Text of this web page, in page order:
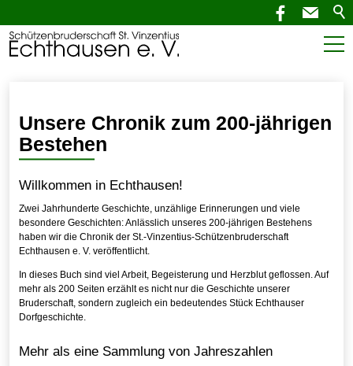
Aktuelles
SchützenNEWS
Termine
Verein
Jungschützen
Schützenkids
Königspaare
Unsere Chronik zum 200-jährigen
Bestehen
Willkommen in Echthausen!
Zwei Jahrhunderte Geschichte, unzählige Erinnerungen und viele
besondere Geschichten: Anlässlich unseres 200-jährigen Bestehens
haben wir die Chronik der St.-Vinzentius-Schützenbruderschaft
Echthausen e. V. veröffentlicht.
In dieses Buch sind viel Arbeit, Begeisterung und Herzblut geflossen. Auf
mehr als 200 Seiten erzählt es nicht nur die Geschichte unserer
Bruderschaft, sondern zugleich ein bedeutendes Stück Echthauser
Dorfgeschichte.
Mehr als eine Sammlung von Jahreszahlen